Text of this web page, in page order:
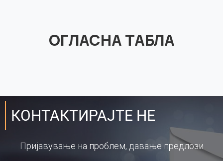
ОГЛАСНА ТАБЛА
КОНТАКТИРАЈТЕ НЕ
Пријавување на проблем, давање предлози